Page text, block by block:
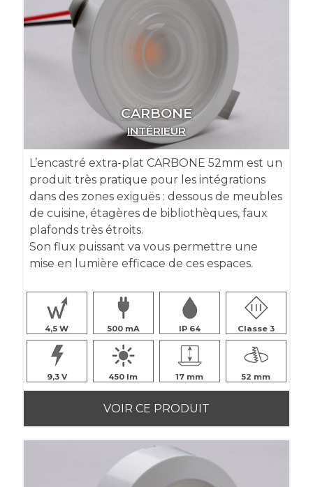
CARBONE
INTÉRIEUR
L’encastré extra-plat CARBONE 52mm est un
produit très pratique pour les intégrations
dans des zones exiguës : dessous de meubles
de cuisine, étagères de bibliothèques, faux
plafonds très étroits.
Son flux puissant va vous permettre une
mise en lumière efficace de ces espaces.
4,5 500 IP 64 Classe 3
9,3 450 17 52
VOIR CE PRODUIT